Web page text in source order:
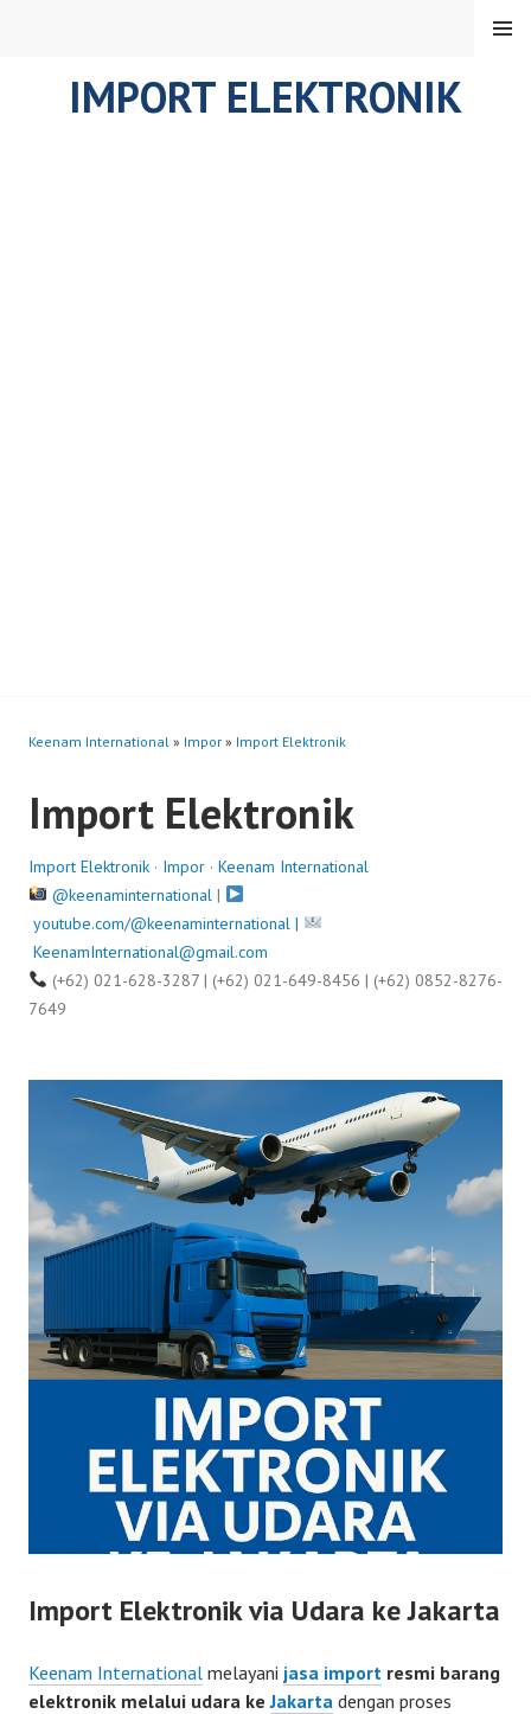
IMPORT ELEKTRONIK
MENU
Keenam International » Impor » Import Elektronik
Import Elektronik
Import Elektronik · Impor · Keenam International
@keenaminternational|
youtube.com/@keenaminternational |
KeenamInternational@gmail.com
(+62) 021-628-3287 | (+62) 021-649-8456 | (+62) 0852-8276-
7649
Import Elektronik via Udara ke Jakarta
Keenam International melayani jasa import resmi barang
elektronik melalui udara keJakarta dengan proses